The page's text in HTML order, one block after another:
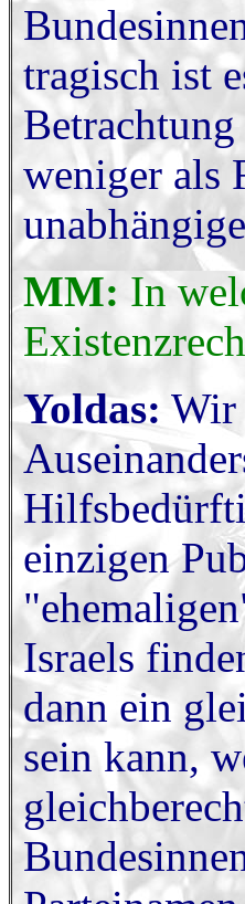
tragisch ist
weniger als
MM: In
Yoldas: Wir
einzigen
Israels
dann ein
sein kann,